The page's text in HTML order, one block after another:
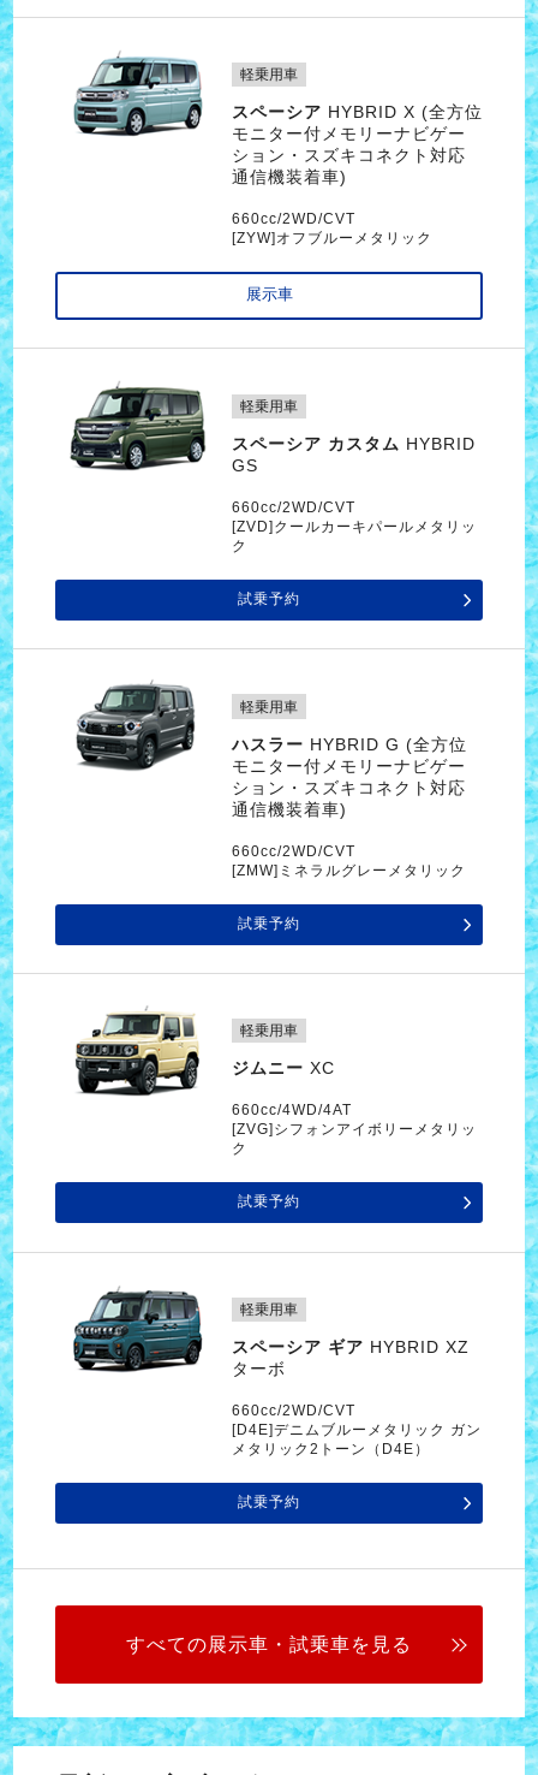
軽乗用車
スペーシア HYBRID X (全方位
モニター付メモリーナビゲー
ション・スズキコネクト対応
通信機装着車)
660cc/2WD/CVT
[ZYW]オフブルーメタリック
展示車
軽乗用車
スペーシア カスタム HYBRID
GS
660cc/2WD/CVT
[ZVD]クールカーキパールメタリッ
ク
試乗予約
軽乗用車
ハスラー HYBRID G (全方位
モニター付メモリーナビゲー
ション・スズキコネクト対応
通信機装着車)
660cc/2WD/CVT
[ZMW]ミネラルグレーメタリック
試乗予約
軽乗用車
ジムニー XC
660cc/4WD/4AT
[ZVG]シフォンアイボリーメタリッ
ク
試乗予約
軽乗用車
スペーシア ギア HYBRID XZ
ターボ
660cc/2WD/CVT
[D4E]デニムブルーメタリック ガン
メタリック2トーン（D4E）
試乗予約
すべての展示車・試乗車を見る